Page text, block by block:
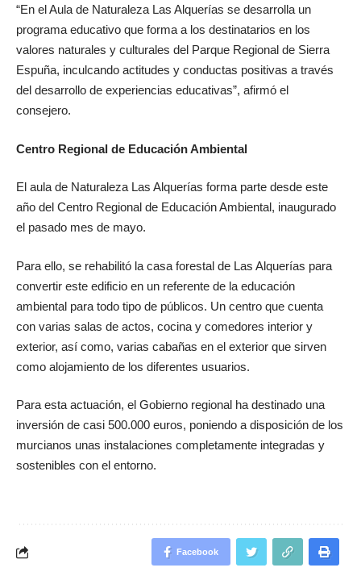
“En el Aula de Naturaleza Las Alquerías se desarrolla un
programa educativo que forma a los destinatarios en los
valores naturales y culturales del Parque Regional de Sierra
Espuña, inculcando actitudes y conductas positivas a través
del desarrollo de experiencias educativas”, afirmó el
consejero.
Centro Regional de Educación Ambiental
El aula de Naturaleza Las Alquerías forma parte desde este
año del Centro Regional de Educación Ambiental, inaugurado
el pasado mes de mayo.
Para ello, se rehabilitó la casa forestal de Las Alquerías para
convertir este edificio en un referente de la educación
ambiental para todo tipo de públicos. Un centro que cuenta
con varias salas de actos, cocina y comedores interior y
exterior, así como, varias cabañas en el exterior que sirven
como alojamiento de los diferentes usuarios.
Para esta actuación, el Gobierno regional ha destinado una
inversión de casi 500.000 euros, poniendo a disposición de los
murcianos unas instalaciones completamente integradas y
sostenibles con el entorno.
Facebook